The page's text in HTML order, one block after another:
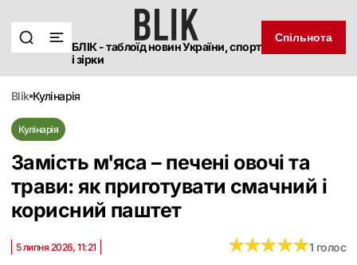
БЛІК - таблоїд новин України, спорт
і зірки
Спільнота
blik кулінарія
Кулінарія
Замість м'яса – печені овочі та
трави: як приготувати смачний і
корисний паштет
5 липня 2026, 11:21 ★★★★★
★★★★★1 голос